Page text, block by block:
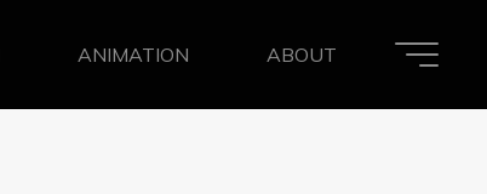
ANIMATION ABOUT